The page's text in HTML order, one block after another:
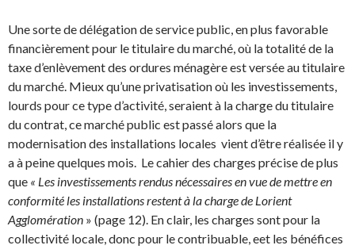
Une sorte de délégation de service public, en plus favorable
financièrement pour le titulaire du marché, où la totalité de la
taxe d’enlèvement des ordures ménagère est versée au titulaire
du marché. Mieux qu’une privatisation où les investissements,
lourds pour ce type d’activité, seraient à la charge du titulaire
du contrat, ce marché public est passé alors que la
modernisation des installations locales vient d’être réalisée il y
a à peine quelques mois. Le cahier des charges précise de plus
que « Les investissements rendus nécessaires en vue de mettre en
conformité les installations restent à la charge de Lorient
Agglomération » (page 12). En clair, les charges sont pour la
collectivité locale, donc pour le contribuable, eet les bénéfices